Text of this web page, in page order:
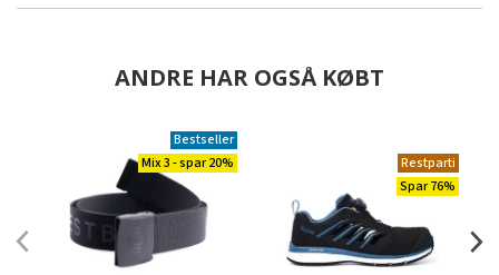
ANDRE HAR OGSÅ KØBT
Bestseller
Mix 3 - spar 20%
Restparti
Spar 76%